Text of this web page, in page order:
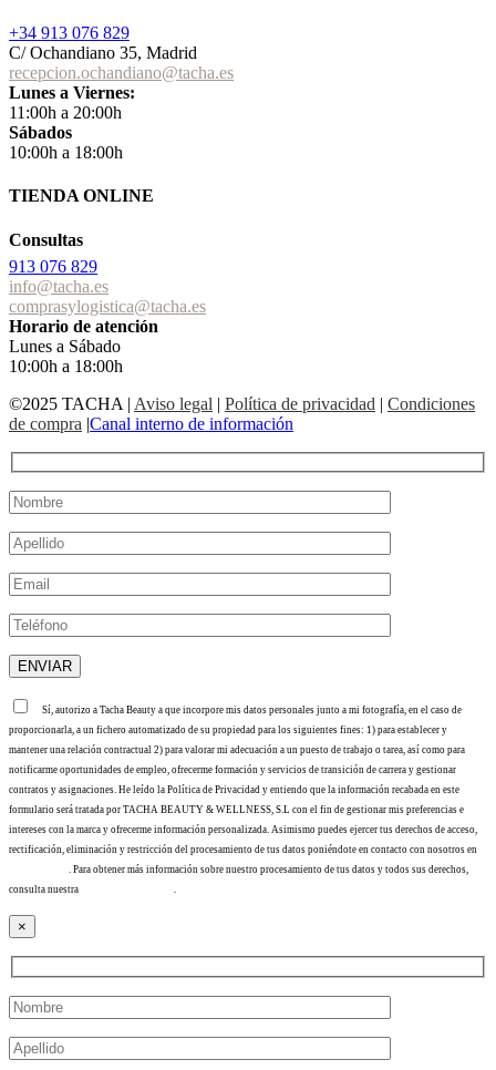
+34 913 076 829
C/ Ochandiano 35, Madrid
recepcion.ochandiano@tacha.es
Lunes a Viernes:
11:00h a 20:00h
Sábados
10:00h a 18:00h
TIENDA ONLINE
Consultas
913 076 829
info@tacha.es
comprasylogistica@tacha.es
Horario de atención
Lunes a Sábado
10:00h a 18:00h
©2025 TACHA | Aviso legal | Política de privacidad | Condiciones
de compra |Canal interno de información
Sí, autorizo a Tacha Beauty a que incorpore mis datos personales junto a mi fotografía, en el caso de
proporcionarla, a un fichero automatizado de su propiedad para los siguientes fines: 1) para establecer y
mantener una relación contractual 2) para valorar mi adecuación a un puesto de trabajo o tarea, así como para
notificarme oportunidades de empleo, ofrecerme formación y servicios de transición de carrera y gestionar
contratos y asignaciones. He leído la Política de Privacidad y entiendo que la información recabada en este
formulario será tratada por TACHA BEAUTY & WELLNESS, S.L con el fin de gestionar mis preferencias e
intereses con la marca y ofrecerme información personalizada. Asimismo puedes ejercer tus derechos de acceso,
rectificación, eliminación y restricción del procesamiento de tus datos poniéndote en contacto con nosotros en
. Para obtener más información sobre nuestro procesamiento de tus datos y todos sus derechos,
consulta nuestra
.
×